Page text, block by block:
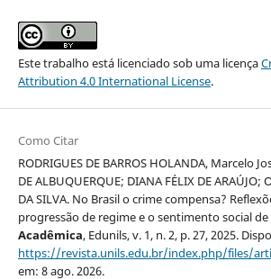
Este trabalho está licenciado sob uma licença
Attribution 4.0 International License.
Como Citar
RODRIGUES DE BARROS HOLANDA, Marcelo
DE ALBUQUERQUE; DIANA FÉLIX DE ARAÚJO;
DA SILVA. No Brasil o crime compensa?
progressão de regime e o sentimento social
Acadêmica, Edunils, v. 1, n. 2, p. 27, 2025.
https://revista.unils.edu.br/index.php/files/
em: 8 ago. 2026.